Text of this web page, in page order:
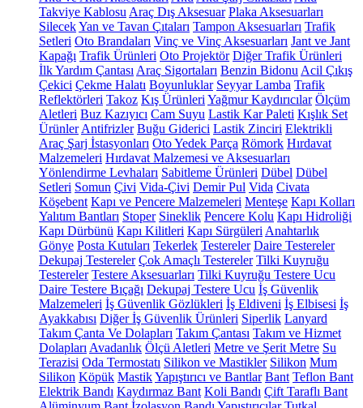
Takviye Kablosu Araç Dış Aksesuar Plaka Aksesuarları
SilecekYan ve Tavan Çıtaları Tampon Aksesuarları Trafik
Setleri Oto Brandaları Vinç ve Vinç Aksesuarları Jant ve Jant
Kapağı Trafik Ürünleri Oto Projektör Diğer Trafik Ürünleri
İlk Yardım Çantası Araç Sigortaları Benzin Bidonu Acil Çıkış
Çekici Çekme Halatı Boyunluklar Seyyar Lamba Trafik
Reflektörleri Takoz Kış Ürünleri Yağmur Kaydırıcılar Ölçüm
Aletleri Buz Kazıyıcı Cam Suyu Lastik Kar Paleti Kışlık Set
Ürünler Antifrizler Buğu Giderici Lastik Zinciri Elektrikli
Araç Şarj İstasyonları Oto Yedek Parça Römork Hırdavat
Malzemeleri Hırdavat Malzemesi ve Aksesuarları
Yönlendirme Levhaları Sabitleme Ürünleri Dübel Dübel
Setleri Somun Çivi Vida-Çivi Demir Pul Vida Civata
Köşebent Kapı ve Pencere Malzemeleri Menteşe Kapı Kolları
Yalıtım Bantları Stoper Sineklik Pencere Kolu Kapı Hidroliği
Kapı Dürbünü Kapı Kilitleri Kapı Sürgüleri Anahtarlık
Gönye Posta Kutuları Tekerlek Testereler Daire Testereler
Dekupaj Testereler Çok Amaçlı Testereler Tilki Kuyruğu
Testereler Testere Aksesuarları Tilki Kuyruğu Testere Ucu
Daire Testere Bıçağı Dekupaj Testere Ucu İş Güvenlik
Malzemeleri İş Güvenlik Gözlükleri İş Eldiveni İş Elbisesi İş
Ayakkabısı Diğer İş Güvenlik Ürünleri Siperlik Lanyard
Takım Çanta Ve Dolapları Takım Çantası Takım ve Hizmet
Dolapları Avadanlık Ölçü Aletleri Metre ve Şerit Metre Su
Terazisi Oda Termostatı Silikon ve Mastikler Silikon Mum
Silikon Köpük MastikYapıştırıcı ve Bantlar Bant Teflon Bant
Elektrik Bandı Kaydırmaz Bant Koli Bandı Çift Taraflı Bant